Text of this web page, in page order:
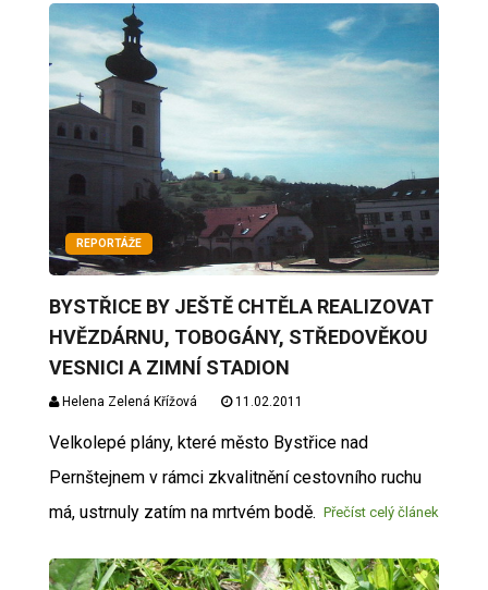
REPORTÁŽE
BYSTŘICE BY JEŠTĚ CHTĚLA REALIZOVAT
HVĚZDÁRNU, TOBOGÁNY, STŘEDOVĚKOU
VESNICI A ZIMNÍ STADION
Helena Zelená Křížová 11.02.2011
Velkolepé plány, které město Bystřice nad
Pernštejnem v rámci zkvalitnění cestovního ruchu
má, ustrnuly zatím na mrtvém bodě. Přečíst celý článek